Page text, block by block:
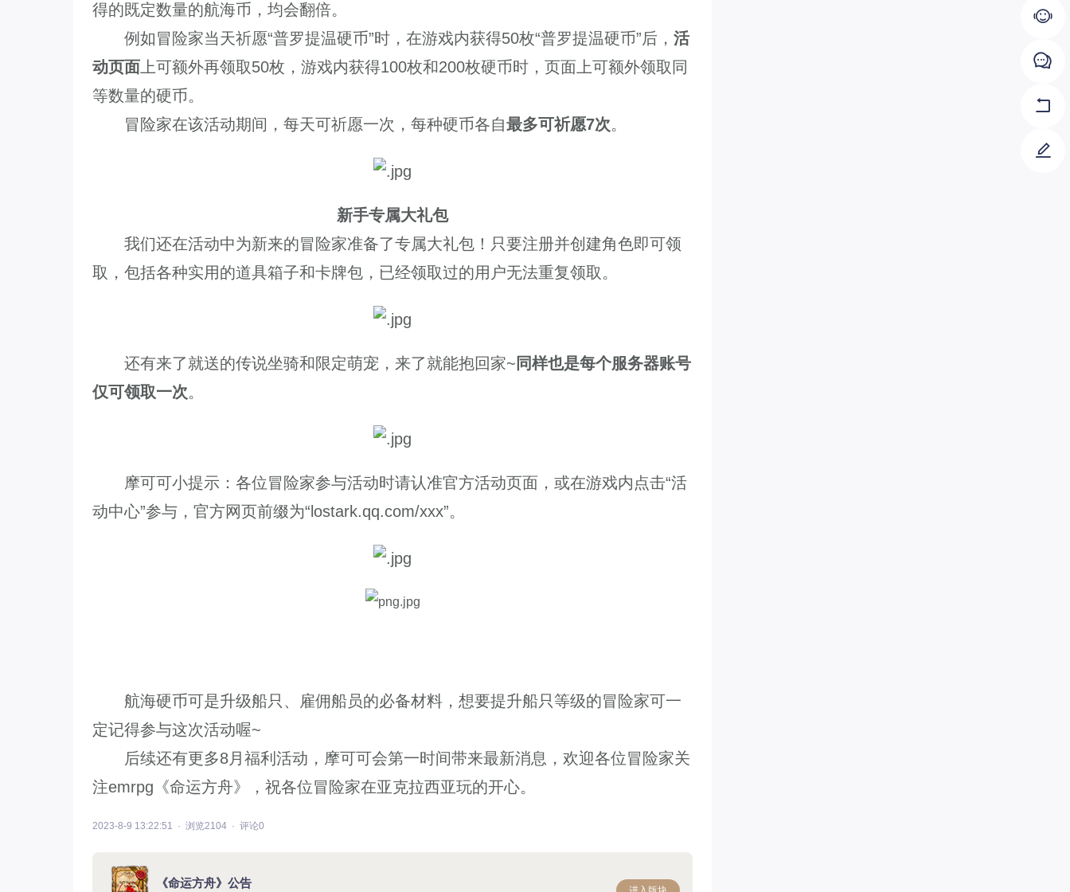
得的既定数量的航海币，均会翻倍。
例如冒险家当天祈愿“普罗提温硬币”时，在游戏内获得50枚“普罗提温硬币”后， 活
动页面上可额外再领取50枚，游戏内获得100枚和200枚硬币时，页面上可额外领取同
等数量的硬币。
冒险家在该活动期间，每天可祈愿一次，每种硬币各自最多可祈愿7次。
新手专属大礼包
我们还在活动中为新来的冒险家准备了专属大礼包！只要注册并创建角色即可领
取，包括各种实用的道具箱子和卡牌包，已经领取过的用户无法重复领取。
还有来了就送的传说坐骑和限定萌宠，来了就能抱回家~ 同样也是每个服务器账号
仅可领取一次。
摩可可小提示：各位冒险家参与活动时请认准官方活动页面，或在游戏内点击“活
动中心”参与，官方网页前缀为“lostark.qq.com/xxx”。
航海硬币可是升级船只、雇佣船员的必备材料，想要提升船只等级的冒险家可一
定记得参与这次活动喔~
后续还有更多8月福利活动，摩可可会第一时间带来最新消息，欢迎各位冒险家关
注emrpg《命运方舟》，祝各位冒险家在亚克拉西亚玩的开心。
2023-8-9 13:22:51 浏览2104 评论0
《命运方舟》公告